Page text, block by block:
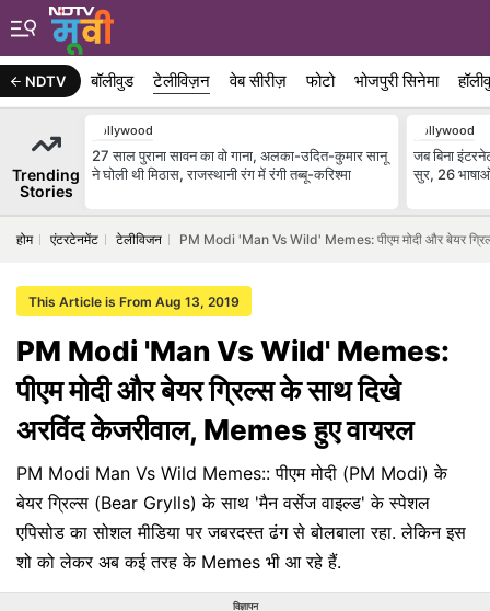
NDTV बॉलीवुड टेलीविज़न वेब सीरीज़ फोटो भोजपुरी सिनेमा
Trending
Stories
Bollywood
27 साल पुराना सावन का वो गाना, अलका-उदित-कुमार सानू
ने घोली थी मिठास, राजस्थानी रंग में रंगी तब्बू-करिश्मा
Bollywood
जब बिना
सुर, 26
होम एंटरटेनमेंट टेलीविजन PM Modi 'Man Vs Wild' Memes: पीएम मोदी और बेयर
This Article is From Aug 13, 2019
PM Modi 'Man Vs Wild' Memes:
पीएम मोदी और बेयर ग्रिल्स के साथ दिखे
अरविंद केजरीवाल, Memes हुए वायरल
PM Modi Man Vs Wild Memes:: पीएम मोदी (PM Modi) के
बेयर ग्रिल्स (Bear Grylls) के साथ 'मैन वर्सेज वाइल्ड' के स्पेशल
एपिसोड का सोशल मीडिया पर जबरदस्त ढंग से बोलबाला रहा. लेकिन इस
शो को लेकर अब कई तरह के Memes भी आ रहे हैं.
विज्ञापन